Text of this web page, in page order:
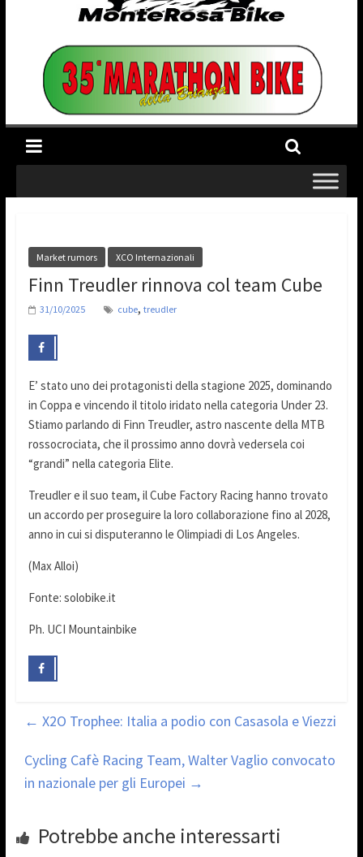
Market rumors XCO Internazionali
Finn Treudler rinnova col team Cube
31/10/2025 cube, treudler
E’ stato uno dei protagonisti della stagione 2025, dominando
in Coppa e vincendo il titolo iridato nella categoria Under 23.
Stiamo parlando di Finn Treudler, astro nascente della MTB
rossocrociata, che il prossimo anno dovrà vedersela coi
“grandi” nella categoria Elite.
Treudler e il suo team, il Cube Factory Racing hanno trovato
un accordo per proseguire la loro collaborazione fino al 2028,
anno in cui si disputeranno le Olimpiadi di Los Angeles.
(Max Alloi)
Fonte: solobike.it
Ph. UCI Mountainbike
← X2O Trophee: Italia a podio con Casasola e Viezzi
Cycling Cafè Racing Team, Walter Vaglio convocato
in nazionale per gli Europei →
Potrebbe anche interessarti